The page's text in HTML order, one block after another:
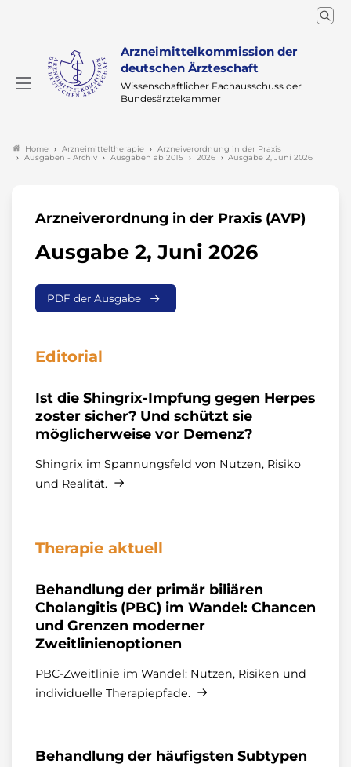
Arzneimittelkommission der
deutschen Ärzteschaft
Wissenschaftlicher Fachausschuss der
Bundesärztekammer
Home Arzneimitteltherapie
Arzneiverordnung in der Praxis
Ausgaben - Archiv
Ausgaben ab 2015 2026 Ausgabe 2, Juni 2026
Arzneiverordnung in der Praxis (AVP)
Ausgabe 2, Juni 2026
PDF der Ausgabe
Editorial
Ist die Shingrix-Impfung gegen Herpes
zoster sicher? Und schützt sie
möglicherweise vor Demenz?
Shingrix im Spannungsfeld von Nutzen, Risiko
und Realität.
Therapie aktuell
Behandlung der primär biliären
Cholangitis (PBC) im Wandel: Chancen
und Grenzen moderner
Zweitlinienoptionen
PBC-Zweitlinie im Wandel: Nutzen, Risiken und
individuelle Therapiepfade.
Behandlung der häufigsten Subtypen